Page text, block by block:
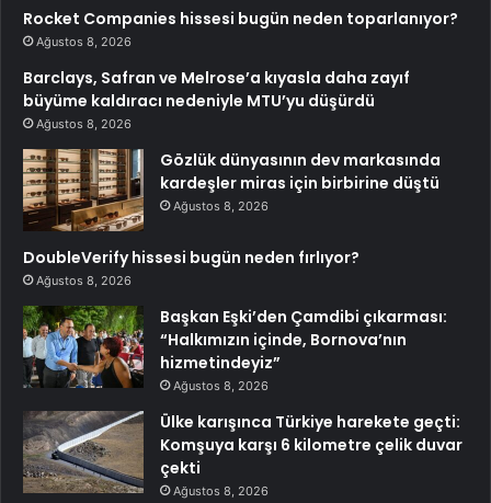
Rocket Companies hissesi bugün neden toparlanıyor?
Ağustos 8, 2026
Barclays, Safran ve Melrose’a kıyasla daha zayıf
büyüme kaldıracı nedeniyle MTU’yu düşürdü
Ağustos 8, 2026
Gözlük dünyasının dev markasında
kardeşler miras için birbirine düştü
Ağustos 8, 2026
DoubleVerify hissesi bugün neden fırlıyor?
Ağustos 8, 2026
Başkan Eşki’den Çamdibi çıkarması:
“Halkımızın içinde, Bornova’nın
hizmetindeyiz”
Ağustos 8, 2026
Ülke karışınca Türkiye harekete geçti:
Komşuya karşı 6 kilometre çelik duvar
çekti
Ağustos 8, 2026